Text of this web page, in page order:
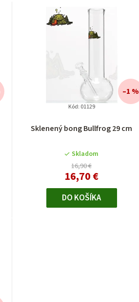
Sklenený bong Bullfrog 29 cm
Skladom
16,90 €
16,70 €
–1 %
DO KOŠÍKA
Kód: 01129